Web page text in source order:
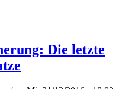
Die letzte